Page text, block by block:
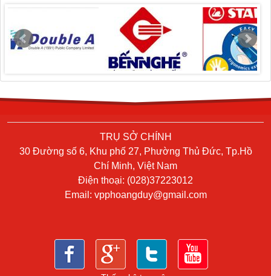
TRỤ SỞ CHÍNH
30 Đường số 6, Khu phố 27, Phường Thủ Đức, Tp.Hồ
Chí Minh, Việt Nam
Điện thoại: (028)37223012
Email: vpphoangduy@gmail.com